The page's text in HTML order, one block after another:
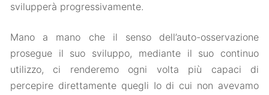
svilupperà progressivamente.
Mano a mano che il senso dell’auto-osservazione
prosegue il suo sviluppo, mediante il suo continuo
utilizzo, ci renderemo ogni volta più capaci di
percepire direttamente quegli Io di cui non avevamo